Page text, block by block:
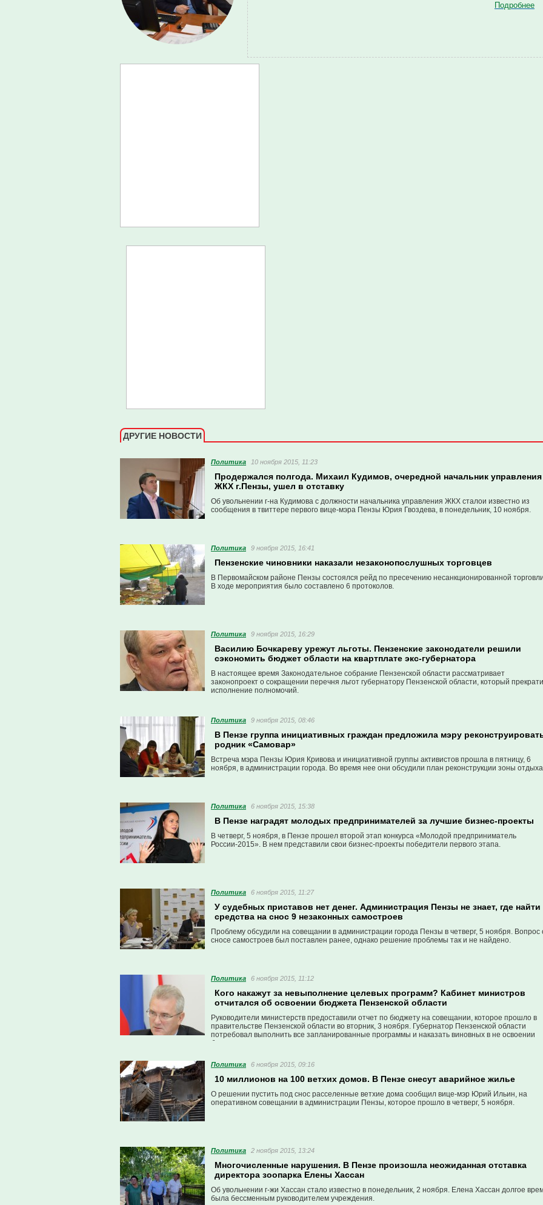
Подробнее
ДРУГИЕ НОВОСТИ
Политика 10 ноября 2015, 11:23
Продержался полгода. Михаил Кудимов, очередной начальник управления
ЖКХ г.Пензы, ушел в отставку
Об увольнении г-на Кудимова с должности начальника управления ЖКХ сталои известно из
сообщения в твиттере первого вице-мэра Пензы Юрия Гвоздева, в понедельник, 10 ноября.
Политика 9 ноября 2015, 16:41
Пензенские чиновники наказали незаконопослушных торговцев
В Первомайском районе Пензы состоялся рейд по пресечению несанкционированной
В ходе мероприятия было составлено 6 протоколов.
Политика 9 ноября 2015, 16:29
Василию Бочкареву урежут льготы. Пензенские законодатели решили
сэкономить бюджет области на квартплате экс-губернатора
В настоящее время Законодательное собрание Пензенской области рассматривает
законопроект о сокращении перечня льгот губернатору Пензенской области, который
исполнение полномочий.
Политика 9 ноября 2015, 08:46
В Пензе группа инициативных граждан предложила мэру
родник «Самовар»
Встреча мэра Пензы Юрия Кривова и инициативной группы активистов прошла в пятницу, 6
ноября, в администрации города. Во время нее они обсудили план реконструкции зоны
Политика 6 ноября 2015, 15:38
В Пензе наградят молодых предпринимателей за лучшие бизнес-проекты
В четверг, 5 ноября, в Пензе прошел второй этап конкурса «Молодой предприниматель
России-2015». В нем представили свои бизнес-проекты победители первого этапа.
Политика 6 ноября 2015, 11:27
У судебных приставов нет денег. Администрация Пензы не знает, где найти
средства на снос 9 незаконных самостроев
Проблему обсудили на совещании в администрации города Пензы в четверг, 5 ноября. Вопрос
сносе самостроев был поставлен ранее, однако решение проблемы так и не найдено.
Политика 6 ноября 2015, 11:12
Кого накажут за невыполнение целевых программ? Кабинет министров
отчитался об освоении бюджета Пензенской области
Руководители министерств предоставили отчет по бюджету на совещании, которое прошло в
правительстве Пензенской области во вторник, 3 ноября. Губернатор Пензенской области
потребовал выполнить все запланированные программы и наказать виновных в не освоении
бюджетных средств.
Политика 6 ноября 2015, 09:16
10 миллионов на 100 ветхих домов. В Пензе снесут аварийное жилье
О решении пустить под снос расселенные ветхие дома сообщил вице-мэр Юрий Ильин, на
оперативном совещании в администрации Пензы, которое прошло в четверг, 5 ноября.
Политика 2 ноября 2015, 13:24
Многочисленные нарушения. В Пензе произошла неожиданная отставка
директора зоопарка Елены Хассан
Об увольнении г-жи Хассан стало известно в понедельник, 2 ноября. Елена Хассан долгое
была бессменным руководителем учреждения.